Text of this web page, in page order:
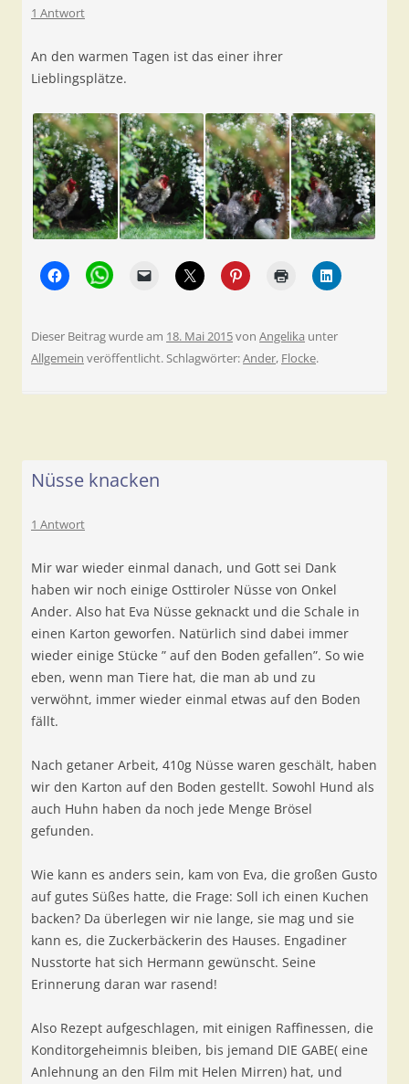
1 Antwort
An den warmen Tagen ist das einer ihrer
Lieblingsplätze.
Dieser Beitrag wurde am 18. Mai 2015von Angelika unter
Allgemein veröffentlicht. Schlagwörter:Ander, Flocke.
Nüsse knacken
1 Antwort
Mir war wieder einmal danach, und Gott sei Dank
haben wir noch einige Osttiroler Nüsse von Onkel
Ander. Also hat Eva Nüsse geknackt und die Schale in
einen Karton geworfen. Natürlich sind dabei immer
wieder einige Stücke ” auf den Boden gefallen”. So wie
eben, wenn man Tiere hat, die man ab und zu
verwöhnt, immer wieder einmal etwas auf den Boden
fällt.
Nach getaner Arbeit, 410g Nüsse waren geschält, haben
wir den Karton auf den Boden gestellt. Sowohl Hund als
auch Huhn haben da noch jede Menge Brösel
gefunden.
Wie kann es anders sein, kam von Eva, die großen Gusto
auf gutes Süßes hatte, die Frage: Soll ich einen Kuchen
backen? Da überlegen wir nie lange, sie mag und sie
kann es, die Zuckerbäckerin des Hauses. Engadiner
Nusstorte hat sich Hermann gewünscht. Seine
Erinnerung daran war rasend!
Also Rezept aufgeschlagen, mit einigen Raffinessen, die
Konditorgeheimnis bleiben, bis jemand DIE GABE( eine
Anlehnung an den Film mit Helen Mirren) hat, und